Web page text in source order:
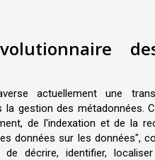
actuellement une
la gestion des métadonnées.
de l'indexation et de la
données sur les données",
de décrire, identifier,